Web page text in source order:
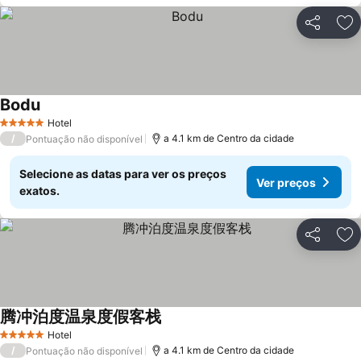
Partilhar
5 Estrelas Hotel
BoduVer preços
/ Pontuação não disponível a 4.1 km de Centro da cidade
Selecione as datas para ver os preços
exatos.
Ver preços
Partilhar
5 Estrelas Hotel
腾冲泊度温泉度假客栈Ver preços
/ Pontuação não disponível a 4.1 km de Centro da cidade